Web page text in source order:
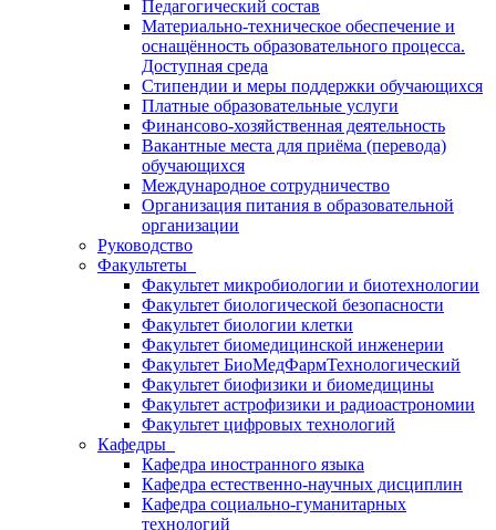
Педагогический состав
Материально-техническое обеспечение и
оснащённость образовательного процесса.
Доступная среда
Стипендии и меры поддержки обучающихся
Платные образовательные услуги
Финансово-хозяйственная деятельность
Вакантные места для приёма (перевода)
обучающихся
Международное сотрудничество
Организация питания в образовательной
организации
Руководство
Факультеты
Факультет микробиологии и биотехнологии
Факультет биологической безопасности
Факультет биологии клетки
Факультет биомедицинской инженерии
Факультет БиоМедФармТехнологический
Факультет биофизики и биомедицины
Факультет астрофизики и радиоастрономии
Факультет цифровых технологий
Кафедры
Кафедра иностранного языка
Кафедра естественно-научных дисциплин
Кафедра социально-гуманитарных
технологий